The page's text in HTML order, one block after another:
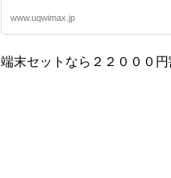
www.uqwimax.jp
端末セットなら２２０００